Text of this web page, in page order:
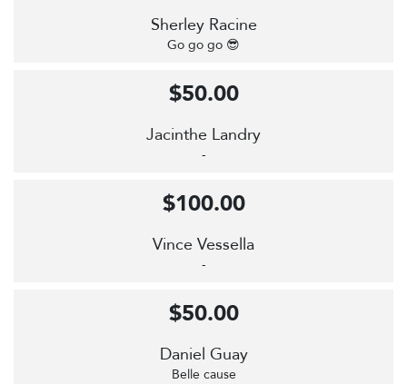
Sherley Racine
Go go go 😎
Jacinthe Landry
-
$50.00
Vince Vessella
-
$100.00
Daniel Guay
Belle cause
$50.00